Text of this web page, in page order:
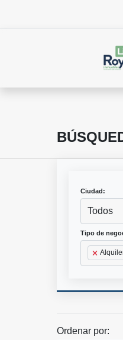
Ciudad:
Todos
Tipo de
Ordenar por: